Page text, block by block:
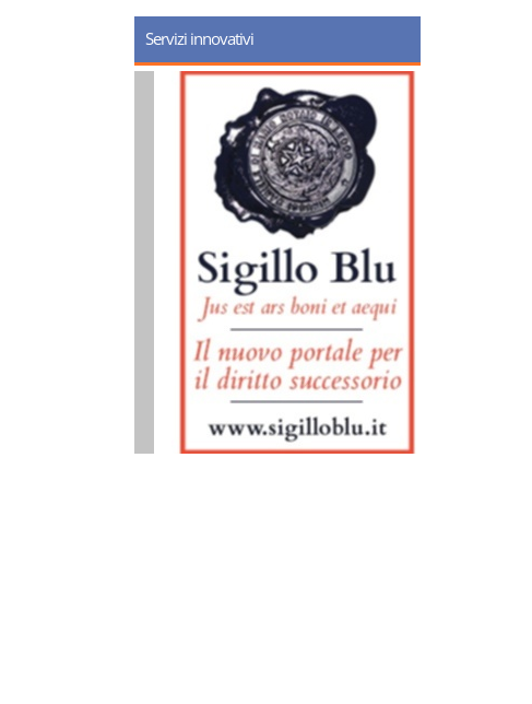
Servizi innovativi